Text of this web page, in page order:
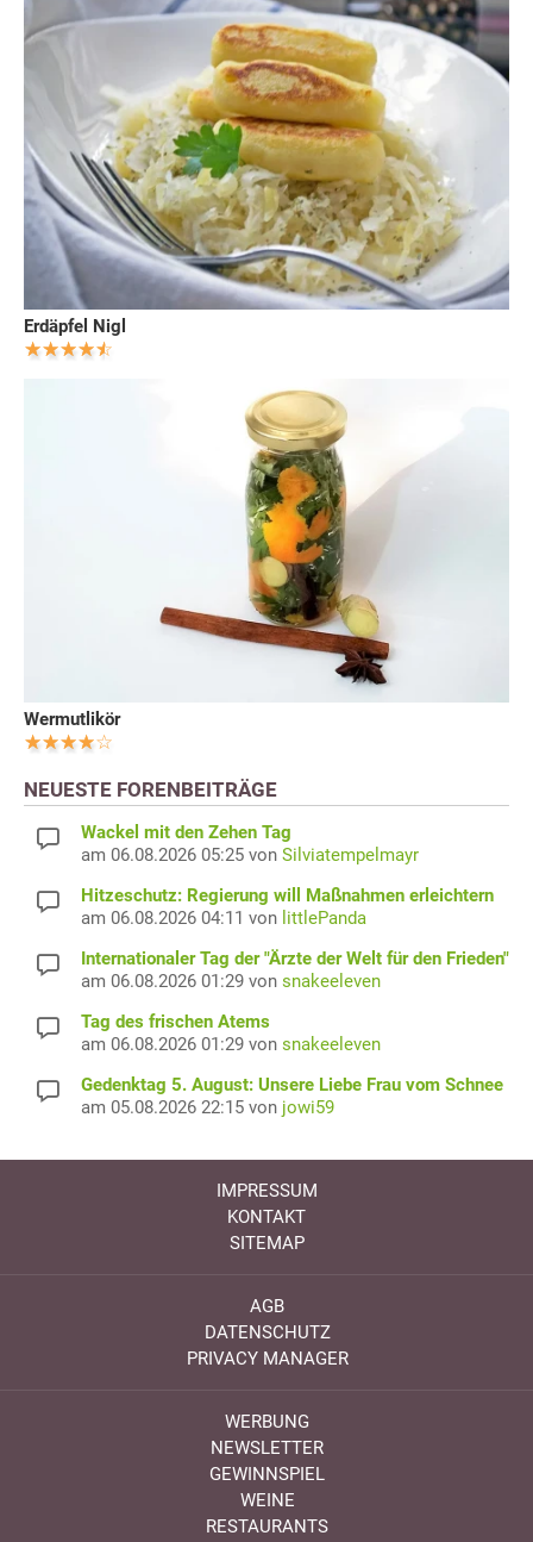
Erdäpfel Nigl
Wermutlikör
NEUESTE FORENBEITRÄGE
Wackel mit den Zehen Tag
am 06.08.2026 05:25 von Silviatempelmayr
Hitzeschutz: Regierung will Maßnahmen erleichtern
am 06.08.2026 04:11 von littlePanda
Internationaler Tag der "Ärzte der Welt für den Frieden"
am 06.08.2026 01:29 von snakeeleven
Tag des frischen Atems
am 06.08.2026 01:29 von snakeeleven
Gedenktag 5. August: Unsere Liebe Frau vom Schnee
am 05.08.2026 22:15 von jowi59
IMPRESSUM
KONTAKT
SITEMAP
AGB
DATENSCHUTZ
PRIVACY MANAGER
WERBUNG
NEWSLETTER
GEWINNSPIEL
WEINE
RESTAURANTS